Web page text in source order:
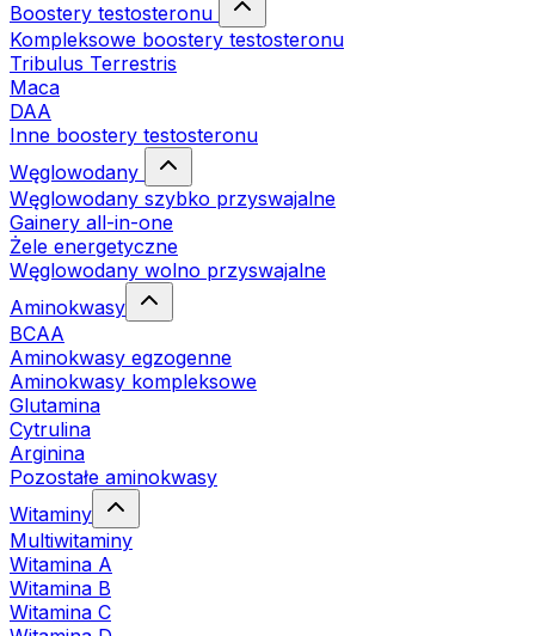
Boostery testosteronu
Kompleksowe boostery testosteronu
Tribulus Terrestris
Maca
DAA
Inne boostery testosteronu
Węglowodany
Węglowodany szybko przyswajalne
Gainery all-in-one
Żele energetyczne
Węglowodany wolno przyswajalne
Aminokwasy
BCAA
Aminokwasy egzogenne
Aminokwasy kompleksowe
Glutamina
Cytrulina
Arginina
Pozostałe aminokwasy
Witaminy
Multiwitaminy
Witamina A
Witamina B
Witamina C